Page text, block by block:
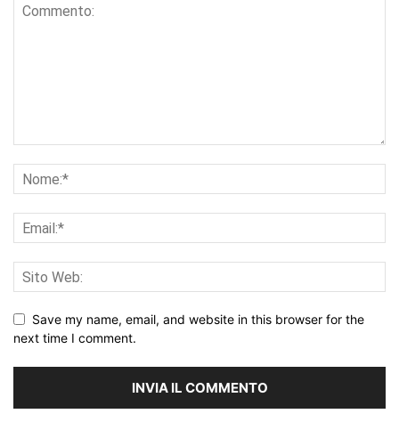
Save my name, email, and website in this browser for the
next time I comment.